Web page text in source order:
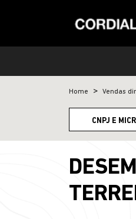
Home Vendas
CNPJ E